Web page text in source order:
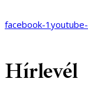
facebook-1 youtube-
Hírlevél